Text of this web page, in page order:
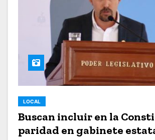
LOCAL
Buscan incluir en la
paridad en gabinete